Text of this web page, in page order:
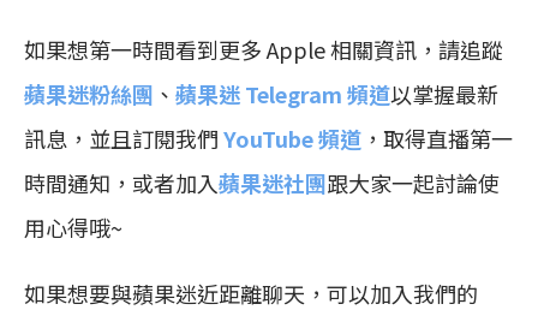
如果想第一時間看到更多 Apple 相關資訊，請追蹤
蘋果迷粉絲團 、 蘋果迷 Telegram 頻道以掌握最新
訊息，並且訂閱我們YouTube 頻道 ，取得直播第一
時間通知，或者加入蘋果迷社團跟大家一起討論使
用心得哦~
如果想要與蘋果迷近距離聊天，可以加入我們的